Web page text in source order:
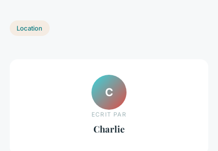
Location
C
ECRIT PAR
Charlie